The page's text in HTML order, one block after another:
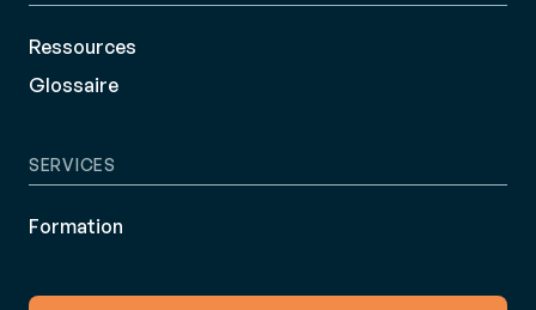
Ressources
Glossaire
SERVICES
Formation